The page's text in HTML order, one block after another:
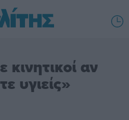
αν
υγιείς»